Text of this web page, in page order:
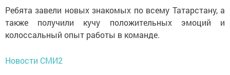
Ребята завели новых знакомых по всему Татарстану, а
также получили кучу положительных эмоций и
колоссальный опыт работы в команде.
Новости СМИ2